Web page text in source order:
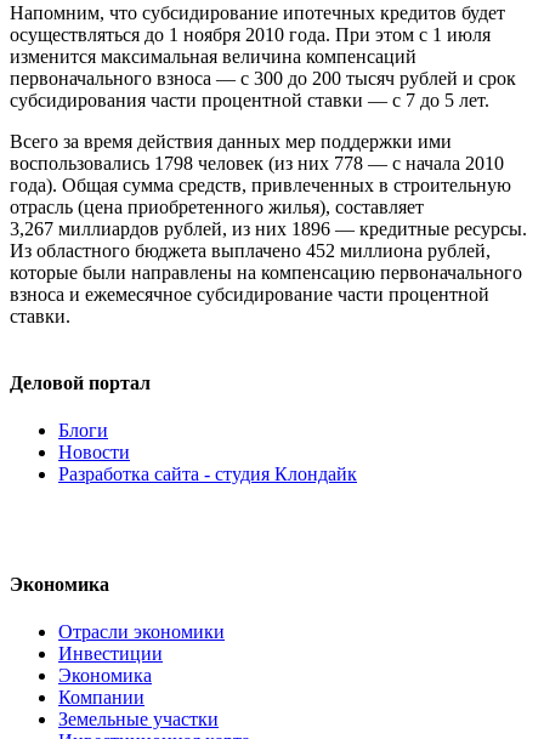
Напомним, что субсидирование ипотечных кредитов будет
осуществляться до 1 ноября 2010 года. При этом с 1 июля
изменится максимальная величина компенсаций
первоначального взноса — с 300 до 200 тысяч рублей и срок
субсидирования части процентной ставки — с 7 до 5 лет.
Всего за время действия данных мер поддержки ими
воспользовались 1798 человек (из них 778 — с начала 2010
года). Общая сумма средств, привлеченных в строительную
отрасль (цена приобретенного жилья), составляет
3,267 миллиардов рублей, из них 1896 — кредитные ресурсы.
Из областного бюджета выплачено 452 миллиона рублей,
которые были направлены на компенсацию первоначального
взноса и ежемесячное субсидирование части процентной
ставки.
Деловой портал
Блоги
Новости
Разработка сайта - студия Клондайк
Экономика
Отрасли экономики
Инвестиции
Экономика
Компании
Земельные участки